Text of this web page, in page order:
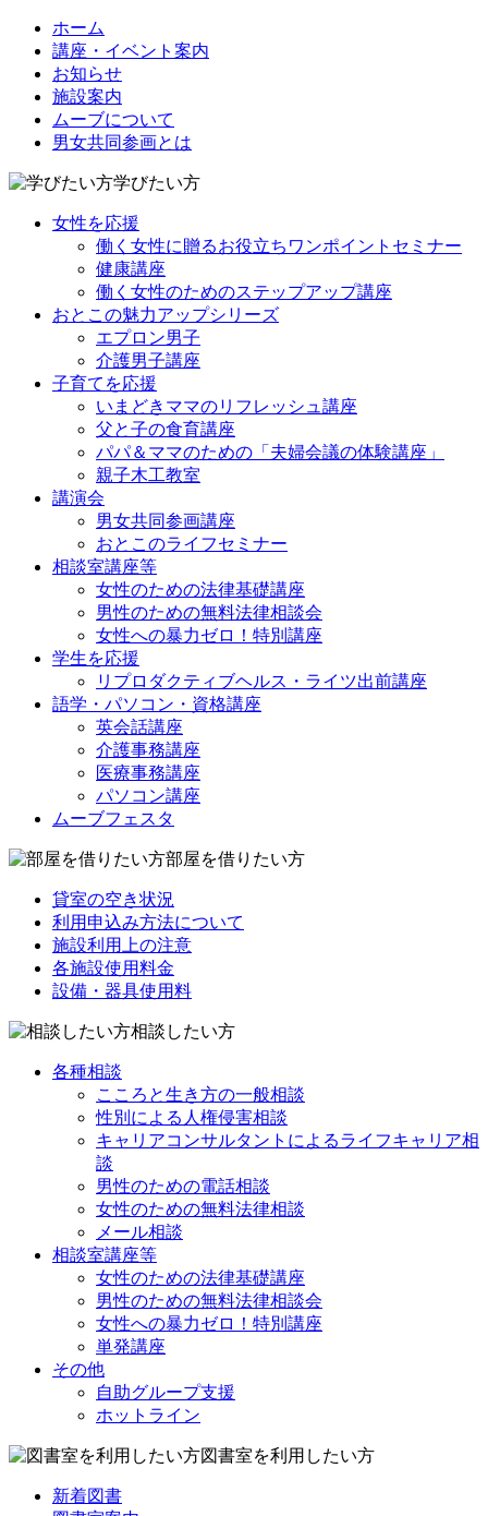
ホーム
講座・イベント案内
お知らせ
施設案内
ムーブについて
男女共同参画とは
学びたい方
女性を応援
働く女性に贈るお役立ちワンポイントセミナー
健康講座
働く女性のためのステップアップ講座
おとこの魅力アップシリーズ
エプロン男子
介護男子講座
子育てを応援
いまどきママのリフレッシュ講座
父と子の食育講座
パパ＆ママのための「夫婦会議の体験講座」
親子木工教室
講演会
男女共同参画講座
おとこのライフセミナー
相談室講座等
女性のための法律基礎講座
男性のための無料法律相談会
女性への暴力ゼロ！特別講座
学生を応援
リプロダクティブヘルス・ライツ出前講座
語学・パソコン・資格講座
英会話講座
介護事務講座
医療事務講座
パソコン講座
ムーブフェスタ
部屋を借りたい方
貸室の空き状況
利用申込み方法について
施設利用上の注意
各施設使用料金
設備・器具使用料
相談したい方
各種相談
こころと生き方の一般相談
性別による人権侵害相談
キャリアコンサルタントによるライフキャリア相
談
男性のための電話相談
女性のための無料法律相談
メール相談
相談室講座等
女性のための法律基礎講座
男性のための無料法律相談会
女性への暴力ゼロ！特別講座
単発講座
その他
自助グループ支援
ホットライン
図書室を利用したい方
新着図書